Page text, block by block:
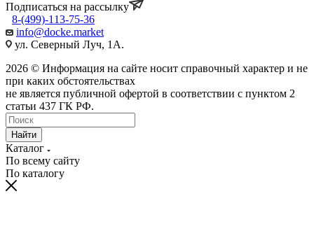
Подписаться на рассылку
8-(499)-113-75-36
info@docke.market
ул. Северный Луч, 1А.
2026 © Информация на сайте носит справочный характер и не
при каких обстоятельствах
не является публичной офертой в соответствии с пунктом 2
статьи 437 ГК РФ.
Найти
Каталог
По всему сайту
По каталогу